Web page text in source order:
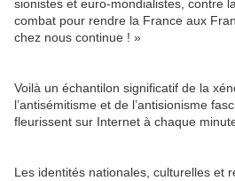
sionistes et euro-mondialistes, contre
combat pour rendre la France aux
chez nous continue ! »
Voilà un échantilon significatif de la
l’antisémitisme et de l’antisionisme
fleurissent sur Internet à chaque
Les identités nationales, culturelles et